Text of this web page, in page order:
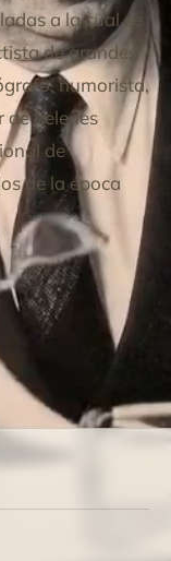
a la cual se
de grandes
humorista,
de belenes
de
de la época